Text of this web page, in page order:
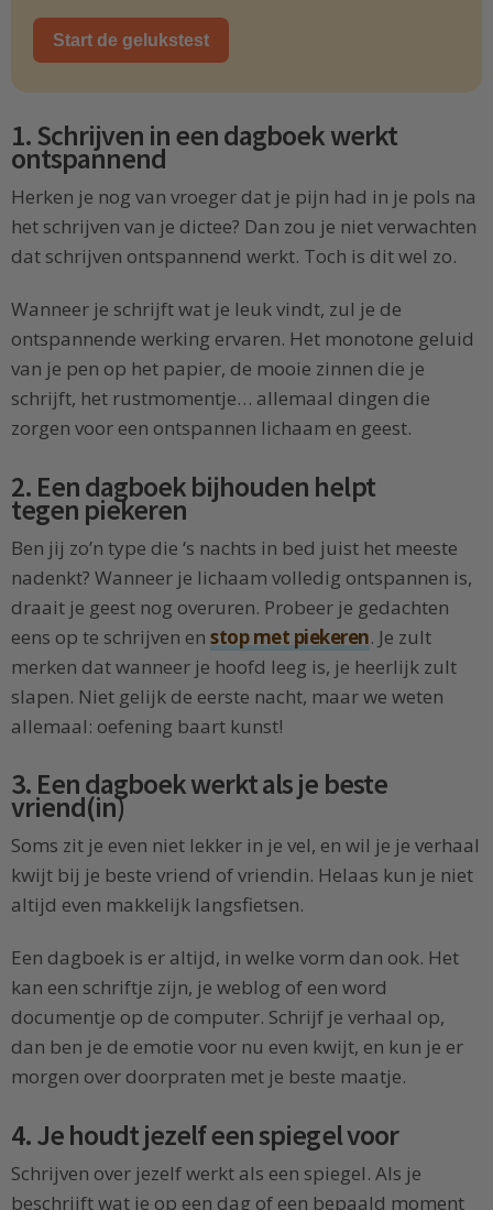
Start de gelukstest
1. Schrijven in een dagboek werkt
ontspannend
Herken je nog van vroeger dat je pijn had in je pols na
het schrijven van je dictee? Dan zou je niet verwachten
dat schrijven ontspannend werkt. Toch is dit wel zo.
Wanneer je schrijft wat je leuk vindt, zul je de
ontspannende werking ervaren. Het monotone geluid
van je pen op het papier, de mooie zinnen die je
schrijft, het rustmomentje… allemaal dingen die
zorgen voor een ontspannen lichaam en geest.
2. Een dagboek bijhouden helpt
tegen piekeren
Ben jij zo’n type die ‘s nachts in bed juist het meeste
nadenkt? Wanneer je lichaam volledig ontspannen is,
draait je geest nog overuren. Probeer je gedachten
eens op te schrijven en stop met piekeren. Je zult
merken dat wanneer je hoofd leeg is, je heerlijk zult
slapen. Niet gelijk de eerste nacht, maar we weten
allemaal: oefening baart kunst!
3. Een dagboek werkt als je beste
vriend(in)
Soms zit je even niet lekker in je vel, en wil je je verhaal
kwijt bij je beste vriend of vriendin. Helaas kun je niet
altijd even makkelijk langsfietsen.
Een dagboek is er altijd, in welke vorm dan ook. Het
kan een schriftje zijn, je weblog of een word
documentje op de computer. Schrijf je verhaal op,
dan ben je de emotie voor nu even kwijt, en kun je er
morgen over doorpraten met je beste maatje.
4. Je houdt jezelf een spiegel voor
Schrijven over jezelf werkt als een spiegel. Als je
beschrijft wat je op een dag of een bepaald moment